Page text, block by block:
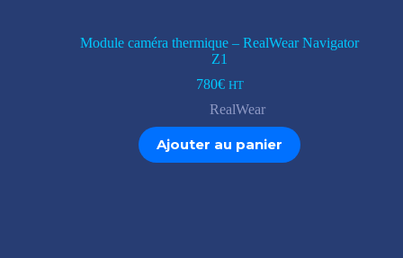
Module caméra thermique – RealWear Navigator
Z1
780€ HT
RealWear
Ajouter au panier